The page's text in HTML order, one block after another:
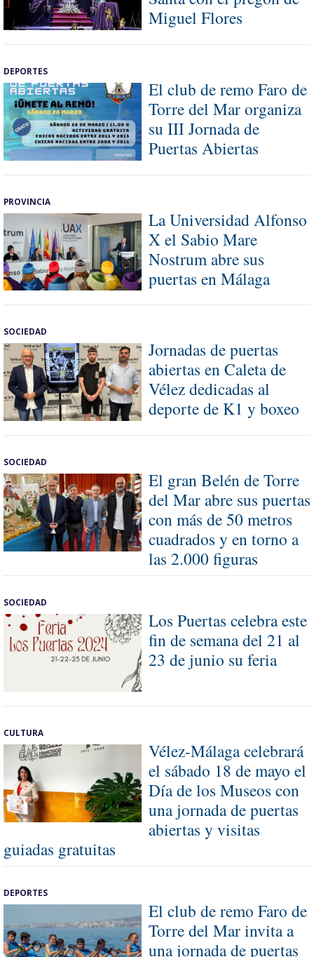
Miguel Flores
DEPORTES
El club de remo Faro de
Torre del Mar organiza
su III Jornada de
Puertas Abiertas
PROVINCIA
La Universidad Alfonso
X el Sabio Mare
Nostrum abre sus
puertas en Málaga
SOCIEDAD
Jornadas de puertas
abiertas en Caleta de
Vélez dedicadas al
deporte de K1 y boxeo
SOCIEDAD
El gran Belén de Torre
del Mar abre sus puertas
con más de 50 metros
cuadrados y en torno a
las 2.000 figuras
SOCIEDAD
Los Puertas celebra este
fin de semana del 21 al
23 de junio su feria
CULTURA
Vélez-Málaga celebrará
el sábado 18 de mayo el
Día de los Museos con
una jornada de puertas
abiertas y visitas
guiadas gratuitas
DEPORTES
El club de remo Faro de
Torre del Mar invita a
una jornada de puertas